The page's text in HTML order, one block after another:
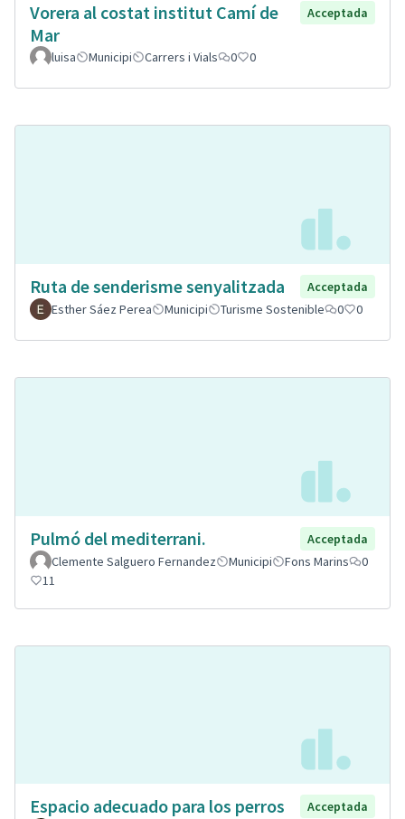
Vorera al costat institut Camí de
Mar
Acceptada
luisa Municipi Carrers i Vials 0 0
Ruta de senderisme senyalitzada
Acceptada
Esther Sáez Perea
Municipi Turisme Sostenible 0 0
Pulmó del mediterrani.
Acceptada
Clemente Salguero Fernandez
Municipi Fons Marins
0
11
Espacio adecuado para los perros
Acceptada